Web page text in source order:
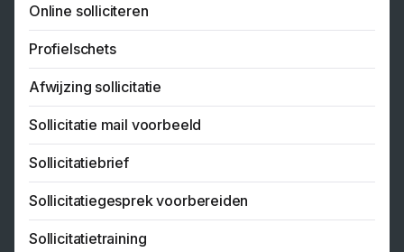
Online solliciteren
Profielschets
Afwijzing sollicitatie
Sollicitatie mail voorbeeld
Sollicitatiebrief
Sollicitatiegesprek voorbereiden
Sollicitatietraining